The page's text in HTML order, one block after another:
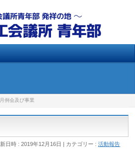
例会及び事業
日時 : 2019年12月16日 カテゴリー :活動報告